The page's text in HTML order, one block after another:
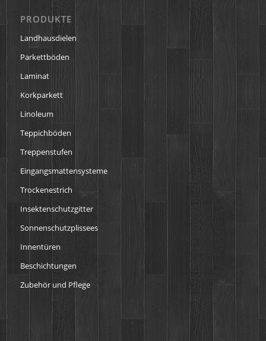
PRODUKTE
Landhausdielen
Parkettböden
Laminat
Korkparkett
Linoleum
Teppichböden
Treppenstufen
Eingangsmattensysteme
Trockenestrich
Insektenschutzgitter
Sonnenschutzplissees
Innentüren
Beschichtungen
Zubehör und Pflege